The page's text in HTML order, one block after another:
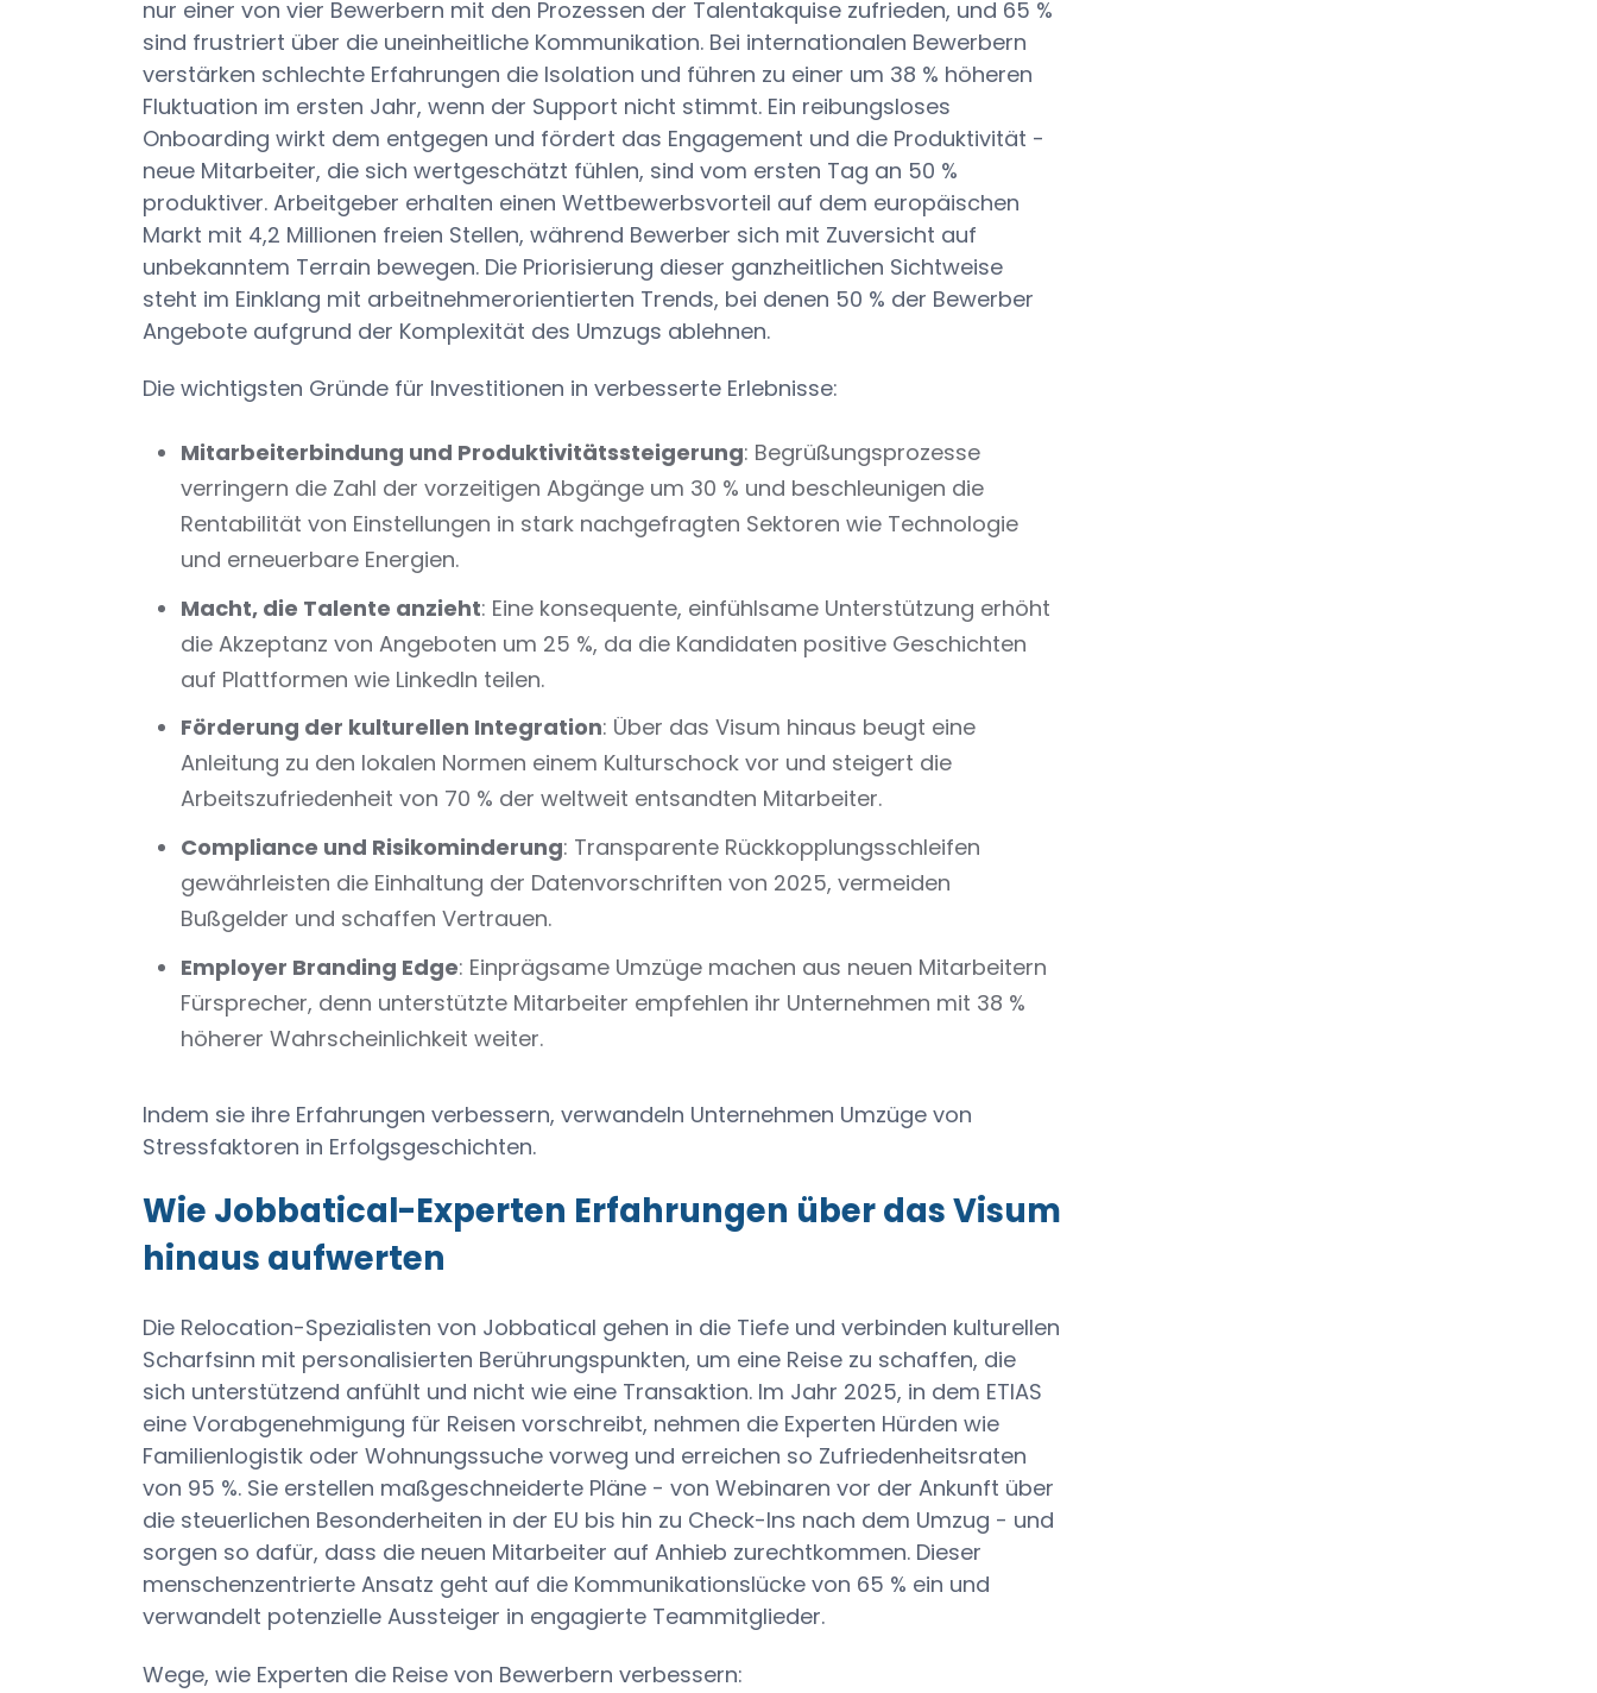
nur einer von vier Bewerbern mit den Prozessen der Talentakquise zufrieden, und 65 %
sind frustriert über die uneinheitliche Kommunikation. Bei internationalen Bewerbern
verstärken schlechte Erfahrungen die Isolation und führen zu einer um 38 % höheren
Fluktuation im ersten Jahr, wenn der Support nicht stimmt. Ein reibungsloses
Onboarding wirkt dem entgegen und fördert das Engagement und die Produktivität -
neue Mitarbeiter, die sich wertgeschätzt fühlen, sind vom ersten Tag an 50 %
produktiver. Arbeitgeber erhalten einen Wettbewerbsvorteil auf dem europäischen
Markt mit 4,2 Millionen freien Stellen, während Bewerber sich mit Zuversicht auf
unbekanntem Terrain bewegen. Die Priorisierung dieser ganzheitlichen Sichtweise
steht im Einklang mit arbeitnehmerorientierten Trends, bei denen 50 % der Bewerber
Angebote aufgrund der Komplexität des Umzugs ablehnen.
Die wichtigsten Gründe für Investitionen in verbesserte Erlebnisse:
Mitarbeiterbindung und Produktivitätssteigerung: Begrüßungsprozesse
verringern die Zahl der vorzeitigen Abgänge um 30 % und beschleunigen die
Rentabilität von Einstellungen in stark nachgefragten Sektoren wie Technologie
und erneuerbare Energien.
Macht, die Talente anzieht: Eine konsequente, einfühlsame Unterstützung erhöht
die Akzeptanz von Angeboten um 25 %, da die Kandidaten positive Geschichten
auf Plattformen wie LinkedIn teilen.
Förderung der kulturellen Integration: Über das Visum hinaus beugt eine
Anleitung zu den lokalen Normen einem Kulturschock vor und steigert die
Arbeitszufriedenheit von 70 % der weltweit entsandten Mitarbeiter.
Compliance und Risikominderung: Transparente Rückkopplungsschleifen
gewährleisten die Einhaltung der Datenvorschriften von 2025, vermeiden
Bußgelder und schaffen Vertrauen.
Employer Branding Edge: Einprägsame Umzüge machen aus neuen Mitarbeitern
Fürsprecher, denn unterstützte Mitarbeiter empfehlen ihr Unternehmen mit 38 %
höherer Wahrscheinlichkeit weiter.
Indem sie ihre Erfahrungen verbessern, verwandeln Unternehmen Umzüge von
Stressfaktoren in Erfolgsgeschichten.
Wie Jobbatical-Experten Erfahrungen über das Visum
hinaus aufwerten
Die Relocation-Spezialisten von Jobbatical gehen in die Tiefe und verbinden kulturellen
Scharfsinn mit personalisierten Berührungspunkten, um eine Reise zu schaffen, die
sich unterstützend anfühlt und nicht wie eine Transaktion. Im Jahr 2025, in dem ETIAS
eine Vorabgenehmigung für Reisen vorschreibt, nehmen die Experten Hürden wie
Familienlogistik oder Wohnungssuche vorweg und erreichen so Zufriedenheitsraten
von 95 %. Sie erstellen maßgeschneiderte Pläne - von Webinaren vor der Ankunft über
die steuerlichen Besonderheiten in der EU bis hin zu Check-Ins nach dem Umzug - und
sorgen so dafür, dass die neuen Mitarbeiter auf Anhieb zurechtkommen. Dieser
menschenzentrierte Ansatz geht auf die Kommunikationslücke von 65 % ein und
verwandelt potenzielle Aussteiger in engagierte Teammitglieder.
Wege, wie Experten die Reise von Bewerbern verbessern: